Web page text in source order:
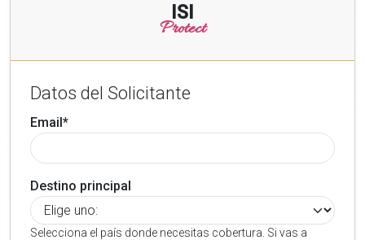
ISI
Protect
Datos del Solicitante
Email*
Destino principal
Selecciona el país donde necesitas cobertura. Si vas a